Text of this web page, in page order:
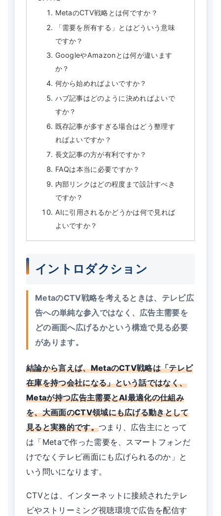
MetaのCTV戦略とは何ですか？
「需要を所有する」とはどういう意味
ですか？
GoogleやAmazonとは何が違います
か？
何から始めればよいですか？
ハブ記事はどのように決めればよいで
すか？
既存記事が多すぎる場合はどう整理す
ればよいですか？
長文記事の方が有利ですか？
FAQは本当に必要ですか？
内部リンクはどの程度まで設計すべき
ですか？
AIに引用されるかどうかは何で見れば
よいですか？
イントロダクション
MetaのCTV戦略を考えるときは、テレビ広
告への単純な参入ではなく、広告主需要を
どの画面へ広げるかという構造で見る必要
があります。
結論から言えば、MetaのCTV戦略は「テレビ
在庫を持つ会社になる」という話ではなく、
Metaが持つ広告主需要とAI最適化の仕組み
を、大画面のCTV領域にも広げる動きとして
見ると実務的です。つまり、広告主にとって
は「Metaで作った需要を、スマートフォンだ
けでなくテレビ画面にも広げられるのか」と
いう問いになります。
CTVとは、インターネットに接続されたテレ
ビやストリーミング視聴環境で広告を配信す